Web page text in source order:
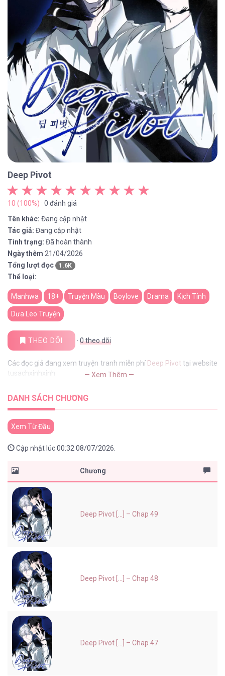
Deep Pivot
10 (100%) · 0 đánh giá
Tên khác: Đang cập nhật
Tác giả: Đang cập nhật
Tình trạng: Đã hoàn thành
Ngày thêm 21/04/2026
Tổng lượt đọc
1.6K
Thể loại:
Manhwa 18+ Truyện Màu Boylove Drama Kịch Tính
Dưa Leo Truyện
THEO DÕI · 0theo dõi
Các đọc giả đang xem truyện tranh miễn phí Deep Pivot tại website
tusachxinhxinh
— Xem Thêm —
DANH SÁCH CHƯƠNG
Xem Từ Đầu
Cập nhật lúc 00:32 08/07/2026.
Chương
Deep Pivot [...] – Chap 49
Deep Pivot [...] – Chap 48
Deep Pivot [...] – Chap 47